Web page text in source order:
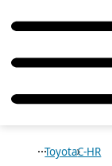
ToyotaC-HR